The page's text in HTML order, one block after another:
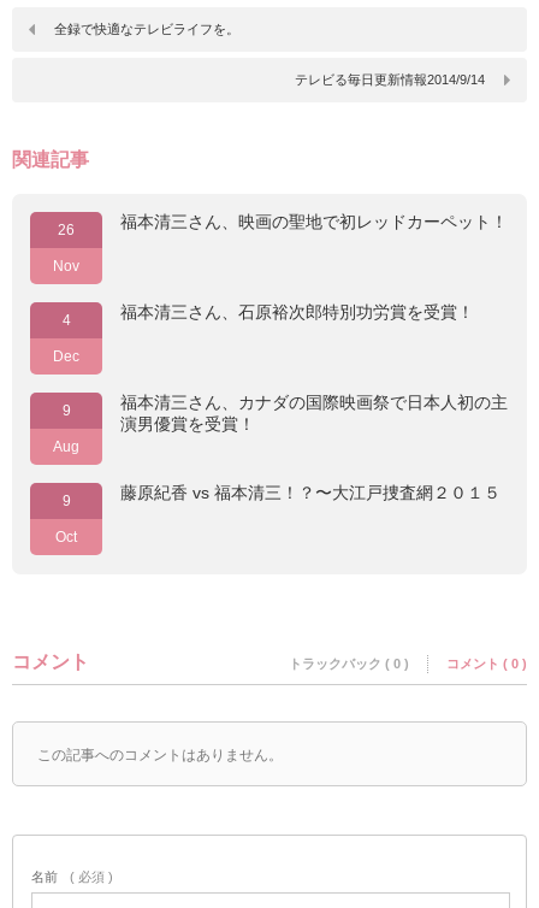
全録で快適なテレビライフを。
テレビる毎日更新情報2014/9/14
関連記事
26
Nov
福本清三さん、映画の聖地で初レッドカーペット！
4
Dec
福本清三さん、石原裕次郎特別功労賞を受賞！
9
Aug
福本清三さん、カナダの国際映画祭で日本人初の主
演男優賞を受賞！
9
Oct
藤原紀香 vs 福本清三！？〜大江戸捜査網２０１５
コメント トラックバック ( 0 ) コメント ( 0 )
この記事へのコメントはありません。
名前 ( 必須 )